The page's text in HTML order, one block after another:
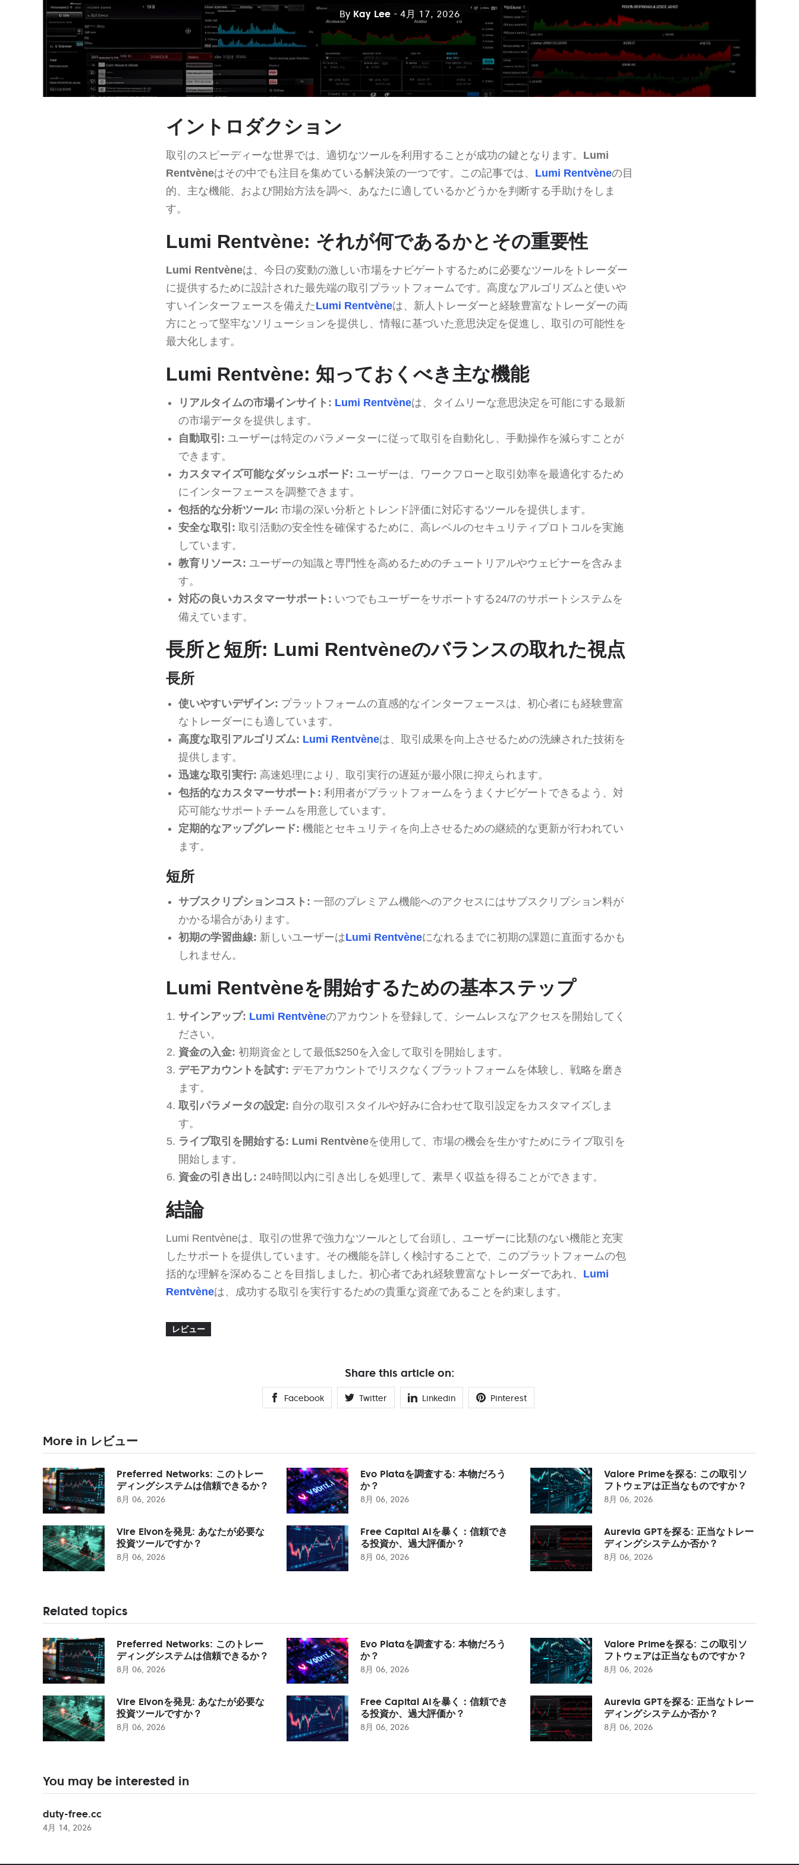
By Kay Lee - 4月 17, 2026
イントロダクション
取引のスピーディーな世界では、適切なツールを利用することが成功の鍵となります。 Lumi
Rentvèneはその中でも注目を集めている解決策の一つです。この記事では、 Lumi Rentvèneの目
的、主な機能、および開始方法を調べ、あなたに適しているかどうかを判断する手助けをしま
す。
Lumi Rentvène: それが何であるかとその重要性
Lumi Rentvèneは、今日の変動の激しい市場をナビゲートするために必要なツールをトレーダー
に提供するために設計された最先端の取引プラットフォームです。高度なアルゴリズムと使いや
すいインターフェースを備えたLumi Rentvèneは、新人トレーダーと経験豊富なトレーダーの両
方にとって堅牢なソリューションを提供し、情報に基づいた意思決定を促進し、取引の可能性を
最大化します。
Lumi Rentvène: 知っておくべき主な機能
リアルタイムの市場インサイト: Lumi Rentvèneは、タイムリーな意思決定を可能にする最新
の市場データを提供します。
自動取引: ユーザーは特定のパラメーターに従って取引を自動化し、手動操作を減らすことが
できます。
カスタマイズ可能なダッシュボード: ユーザーは、ワークフローと取引効率を最適化するため
にインターフェースを調整できます。
包括的な分析ツール: 市場の深い分析とトレンド評価に対応するツールを提供します。
安全な取引: 取引活動の安全性を確保するために、高レベルのセキュリティプロトコルを実施
しています。
教育リソース: ユーザーの知識と専門性を高めるためのチュートリアルやウェビナーを含みま
す。
対応の良いカスタマーサポート: いつでもユーザーをサポートする24/7のサポートシステムを
備えています。
長所と短所: Lumi Rentvèneのバランスの取れた視点
長所
使いやすいデザイン: プラットフォームの直感的なインターフェースは、初心者にも経験豊富
なトレーダーにも適しています。
高度な取引アルゴリズム: Lumi Rentvèneは、取引成果を向上させるための洗練された技術を
提供します。
迅速な取引実行: 高速処理により、取引実行の遅延が最小限に抑えられます。
包括的なカスタマーサポート: 利用者がプラットフォームをうまくナビゲートできるよう、対
応可能なサポートチームを用意しています。
定期的なアップグレード: 機能とセキュリティを向上させるための継続的な更新が行われてい
ます。
短所
サブスクリプションコスト: 一部のプレミアム機能へのアクセスにはサブスクリプション料が
かかる場合があります。
初期の学習曲線: 新しいユーザーはLumi Rentvèneになれるまでに初期の課題に直面するかも
しれません。
Lumi Rentvèneを開始するための基本ステップ
サインアップ: Lumi Rentvèneのアカウントを登録して、シームレスなアクセスを開始してく
ださい。
資金の入金: 初期資金として最低$250を入金して取引を開始します。
デモアカウントを試す: デモアカウントでリスクなくプラットフォームを体験し、戦略を磨き
ます。
取引パラメータの設定: 自分の取引スタイルや好みに合わせて取引設定をカスタマイズしま
す。
ライブ取引を開始する: Lumi Rentvèneを使用して、市場の機会を生かすためにライブ取引を
開始します。
資金の引き出し: 24時間以内に引き出しを処理して、素早く収益を得ることができます。
結論
Lumi Rentvèneは、取引の世界で強力なツールとして台頭し、ユーザーに比類のない機能と充実
したサポートを提供しています。その機能を詳しく検討することで、このプラットフォームの包
括的な理解を深めることを目指しました。初心者であれ経験豊富なトレーダーであれ、 Lumi
Rentvèneは、成功する取引を実行するための貴重な資産であることを約束します。
レビュー
Share this article on:
Facebook Twitter Linkedin Pinterest
More in レビュー
Preferred Networks: このトレー
ディングシステムは信頼できるか？
8月 06, 2026
Evo Plataを調査する: 本物だろう
か？
8月 06, 2026
Valore Primeを探る: この取引ソ
フトウェアは正当なものですか？
8月 06, 2026
Vire Elvonを発見: あなたが必要な
投資ツールですか？
8月 06, 2026
Free Capital AIを暴く：信頼でき
る投資か、過大評価か？
8月 06, 2026
Aurevia GPTを探る: 正当なトレー
ディングシステムか否か？
8月 06, 2026
Related topics
Preferred Networks: このトレー
ディングシステムは信頼できるか？
8月 06, 2026
Evo Plataを調査する: 本物だろう
か？
8月 06, 2026
Valore Primeを探る: この取引ソ
フトウェアは正当なものですか？
8月 06, 2026
Vire Elvonを発見: あなたが必要な
投資ツールですか？
8月 06, 2026
Free Capital AIを暴く：信頼でき
る投資か、過大評価か？
8月 06, 2026
Aurevia GPTを探る: 正当なトレー
ディングシステムか否か？
8月 06, 2026
You may be interested in
duty-free.cc
4月 14, 2026